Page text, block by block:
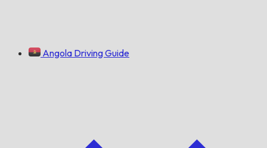
Angola Driving Guide